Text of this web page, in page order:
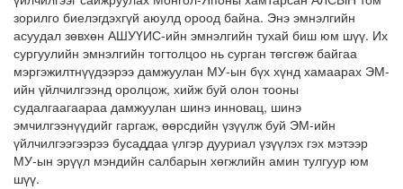
зорилго биелэгдэхгүй аюулд ороод байна. Энэ эмнэлгийн
асуудал зөвхөн АШУҮИС-ийн эмнэлгийн тухай биш юм шүү. Их
сургуулийн эмнэлгийн тогтолцоо нь сурган төгсгөж байгаа
мэргэжилтнүүдээрээ дамжуулан МУ-ын бүх хүнд хамаарах ЭМ-
ийн үйлчилгээнд оролцож, хийж буй олон тооны
судалгаагаараа дамжуулан шинэ инновац, шинэ
эмчилгээнүүдийг гаргаж, өөрсдийн үзүүлж буй ЭМ-ийн
үйлчилгээгээрээ бусаддаа үлгэр дууриал үзүүлэх гэх мэтээр
МУ-ын эрүүл мэндийн салбарын хөгжлийн амин тулгуур юм
шүү.